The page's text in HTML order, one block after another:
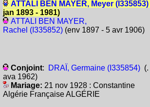
ATTALI BEN MAYER, Meyer (I335853)
jan 1893 - 1981)
ATTALI BEN MAYER,
Rachel (I335852)(env 1897 - 5 avr 1906)
Conjoint: DRAÏ, Germaine (I335854)(.
ava 1962)
Mariage: 21 nov 1928 : Constantine
Algérie Française ALGÉRIE